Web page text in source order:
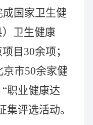
成国家卫生健
卫生健康
目 30余项；
京市50余家健
职业健康达
集评选活动。